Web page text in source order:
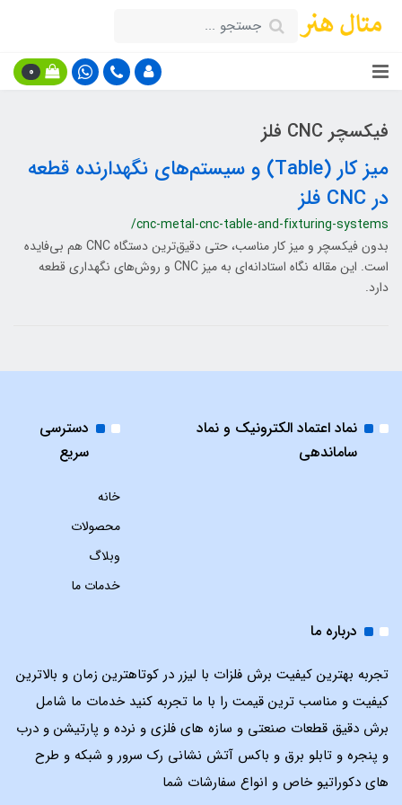
0
فیکسچر CNC فلز
میز کار (Table) و سیستم‌های نگهدارنده قطعه
در CNC فلز
/cnc-metal-cnc-table-and-fixturing-systems
بدون فیکسچر و میز کار مناسب، حتی دقیق‌ترین دستگاه CNC هم بی‌فایده
است. این مقاله نگاه استادانه‌ای به میز CNC و روش‌های نگهداری قطعه
دارد.
نماد اعتماد الکترونیک و نماد
ساماندهی
دسترسی
سریع
خانه
محصولات
وبلاگ
خدمات ما
درباره ما
تجربه بهترین کیفیت برش فلزات با لیزر در کوتاهترین زمان و بالاترین
کیفیت و مناسب ترین قیمت را با ما تجربه کنید خدمات ما شامل
برش دقیق قطعات صنعتی و سازه های فلزی و نرده و پارتیشن و درب
و پنجره و تابلو برق و باکس آتش نشانی رک سرور و شبکه و طرح
های دکوراتیو خاص و انواع سفارشات شما